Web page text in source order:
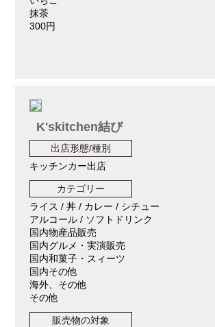
抹茶
300円
K'skitchen結び
出店形態/種別
キッチンカー出店
カテゴリー
ライス / 丼 / カレー / シチュー
アルコール / ソフトドリンク
国内物産品販売
国内グルメ・実演販売
国内和菓子・スィーツ
国内その他
海外、その他
その他
販売物の対象